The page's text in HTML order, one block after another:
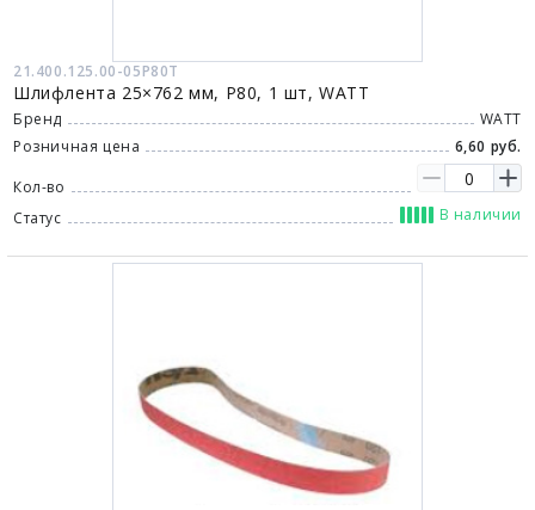
21.400.125.00-05P80T
Шлифлента 25×762 мм, P80, 1 шт, WATT
Бренд
WATT
Розничная цена
6,60 руб.
Кол-во
Статус
В наличии